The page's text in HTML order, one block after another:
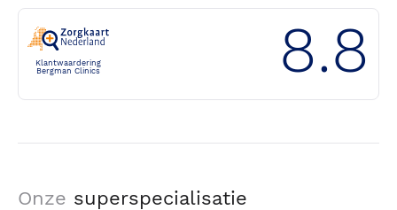
Klantwaardering
Bergman Clinics
8.8
Onze superspecialisatie